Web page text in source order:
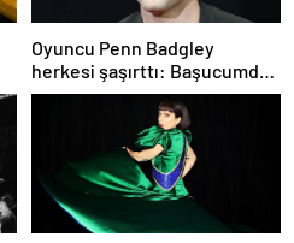
Oyuncu Penn Badgley
herkesi şaşırttı: Başucumda
Kur’an-ı Kerim var